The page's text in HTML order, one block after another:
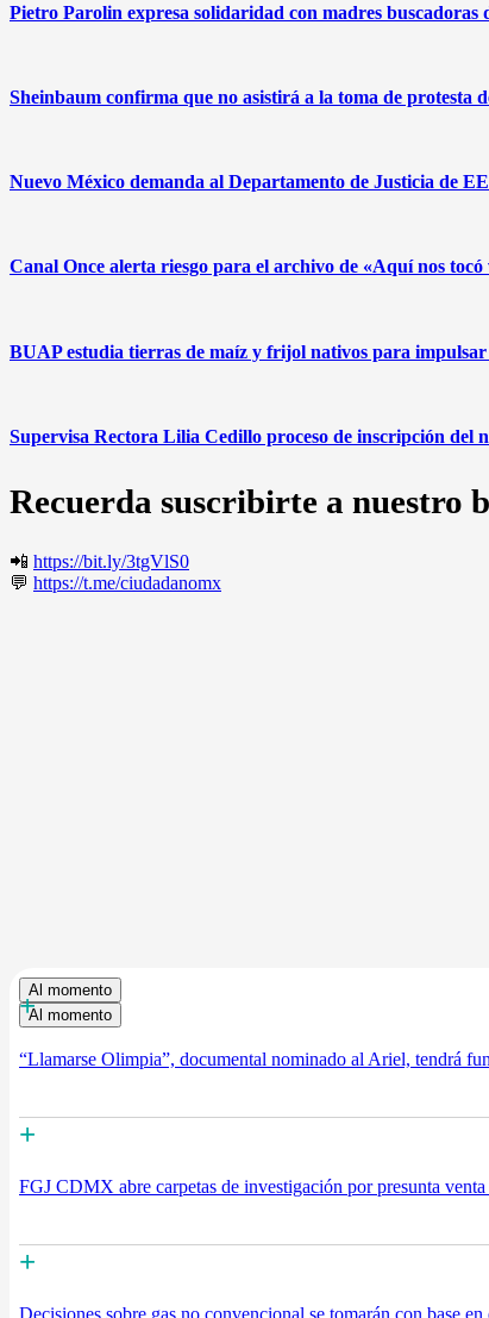
Pietro Parolin expresa solidaridad con madres buscadoras
Sheinbaum confirma que no asistirá a la toma de protesta
Nuevo México demanda al Departamento de Justicia de
Canal Once alerta riesgo para el archivo de «Aquí nos
BUAP estudia tierras de maíz y frijol nativos para
Supervisa Rectora Lilia Cedillo proceso de inscripción del
Recuerda suscribirte a nuestro
📲 https://bit.ly/3tgVlS0
💬 https://t.me/ciudadanomx
Al momento
Al momento
+
“Llamarse Olimpia”, documental nominado al Ariel, tendrá
+
FGJ CDMX abre carpetas de investigación por presunta
+